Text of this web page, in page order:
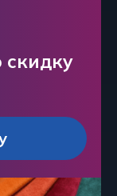
скидку